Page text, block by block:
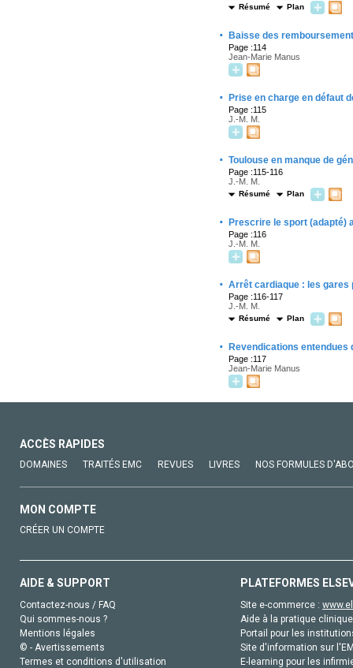
Résumé Plan
· Baisse des
Page :114
Jean-Marie Manus
· Prise en charge en défaut
Page :115
J.-M. M.
· Toulouse en manque de
Page :115-116
J.-M. M.
Résumé Plan
· Prescrire le sport (adapté)
Page :116
J.-M. M.
· Arrêt cardiaque : les gares
Page :116-117
J.-M. M.
Résumé Plan
· Revendications
Page :117
Jean-Marie Manus
ACCÈS RAPIDES
DOMAINES TRAITÉS EMC REVUES LIVRES NOS FORMULES
MON COMPTE
CRÉER UN COMPTE
AIDE & SUPPORT
Contactez-nous / FAQ
Qui sommes-nous ?
Mentions légales
© - Avertissements
Termes et conditions d'utilisation
PLATEFORMES
Site e-commerce :
Aide à la pratique
Portail pour les
Site d'information sur
E-learning pour les